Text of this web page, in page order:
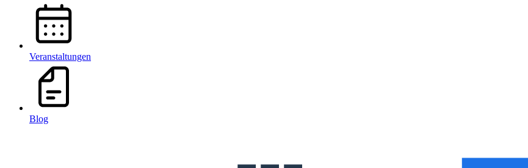
Veranstaltungen
Blog